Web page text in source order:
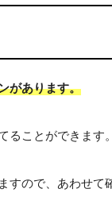
があります。
ことができます。
ので、あわせて